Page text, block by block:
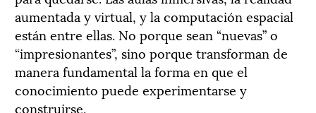
aumentada y virtual, y la computación espacial
están entre ellas. No porque sean “nuevas” o
“impresionantes”, sino porque transforman de
manera fundamental la forma en que el
conocimiento puede experimentarse y
construirse.